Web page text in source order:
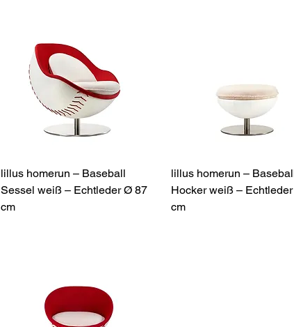
Schnellansicht
lillus homerun – Baseball
Sessel weiß – Echtleder Ø 87
cm
Schnellansicht
lillus homerun –
Hocker weiß –
cm